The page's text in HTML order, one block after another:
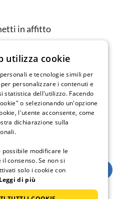
in affitto
utilizza cookie
e tecnologie simili per
personalizzare i contenuti e
statistica dell'utilizzo. Facendo
o selezionando un'opzione
l'utente acconsente, come
dichiarazione sulla
possibile modificare le
consenso. Se non si
solo i cookie con
Leggi di più